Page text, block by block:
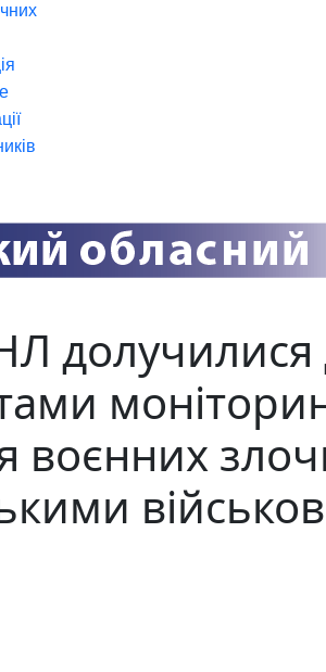
долучилися
воєнних